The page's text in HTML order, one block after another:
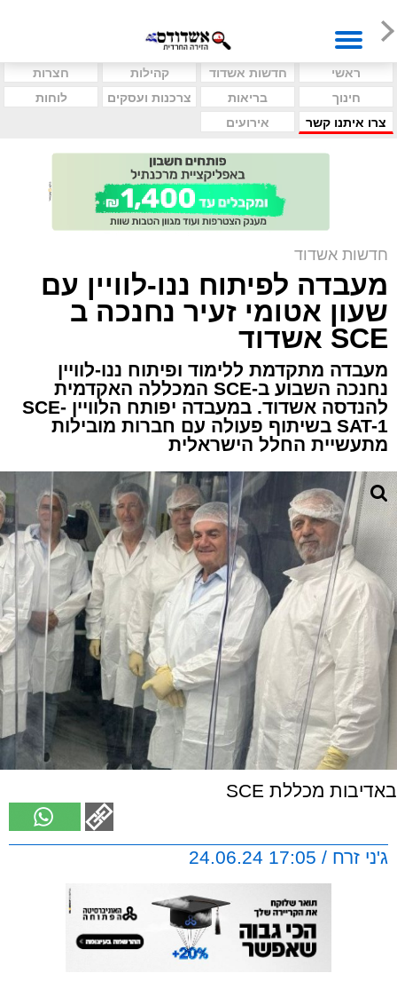
ראשי חדשות אשדוד קהילות
חצרות
חינוך
בריאות צרכנות ועסקים
לוחות
צרו איתנו קשר
אירועים
חדשות אשדוד
מעבדה לפיתוח ננו-לוויין עם
שעון אטומי זעיר נחנכה ב
SCE אשדוד
מעבדה מתקדמת ללימוד ופיתוח ננו-לוויין
נחנכה השבוע ב-SCE המכללה האקדמית
להנדסה אשדוד. במעבדה יפותח הלוויין SCE-
SAT-1 בשיתוף פעולה עם חברות מובילות
מתעשיית החלל הישראלית
באדיבות מכללת SCE
ג'ני זרח / 17:05 24.06.24